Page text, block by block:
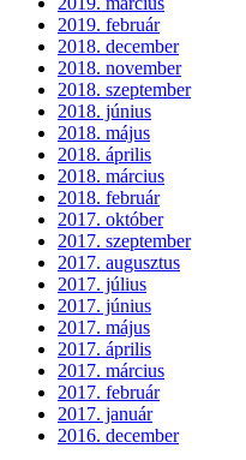
2019. február
2018. december
2018. november
2018. szeptember
2018. június
2018. május
2018. április
2018. március
2018. február
2017. október
2017. szeptember
2017. augusztus
2017. július
2017. június
2017. május
2017. április
2017. március
2017. február
2017. január
2016. december